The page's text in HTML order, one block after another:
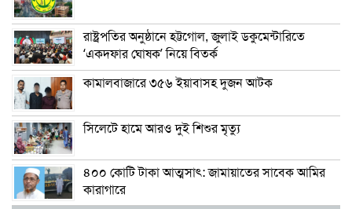
রাষ্ট্রপতির অনুষ্ঠানে হট্টগোল, জুলাই ডকুমেন্টারিতে
‘একদফার ঘোষক’ নিয়ে বিতর্ক
কামালবাজারে ৩৫৬ ইয়াবাসহ দুজন আটক
সিলেটে হামে আরও দুই শিশুর মৃত্যু
৪০০ কোটি টাকা আত্মসাৎ: জামায়াতের সাবেক আমির
কারাগারে